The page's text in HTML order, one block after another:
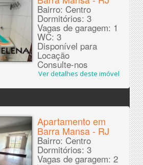
Bairro: Centro
Dormitórios: 3
Vagas de garagem: 1
WC: 3
Disponível para
Locação
Consulte-nos
Ver detalhes deste imóvel
Apartamento em
Barra Mansa - RJ
Bairro: Centro
Dormitórios: 3
Vagas de garagem: 2